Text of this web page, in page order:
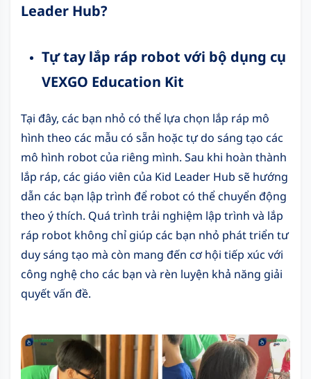
Leader Hub?
Tự tay lắp ráp robot với bộ dụng cụ
VEXGO Education Kit
Tại đây, các bạn nhỏ có thể lựa chọn lắp ráp mô
hình theo các mẫu có sẵn hoặc tự do sáng tạo các
mô hình robot của riêng mình. Sau khi hoàn thành
lắp ráp, các giáo viên của Kid Leader Hub sẽ hướng
dẫn các bạn lập trình để robot có thể chuyển động
theo ý thích. Quá trình trải nghiệm lập trình và lắp
ráp robot không chỉ giúp các bạn nhỏ phát triển tư
duy sáng tạo mà còn mang đến cơ hội tiếp xúc với
công nghệ cho các bạn và rèn luyện khả năng giải
quyết vấn đề.